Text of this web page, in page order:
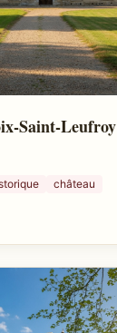
Saint-Leufroy
château